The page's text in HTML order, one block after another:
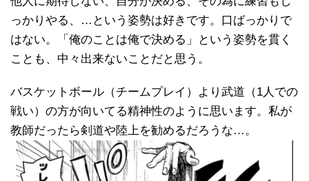
っかりやる、…という姿勢は好きです。口ばっかりで
はない。「俺のことは俺で決める」という姿勢を貫く
ことも、中々出来ないことだと思う。
バスケットボール（チームプレイ）より武道（1人での
戦い）の方が向いてる精神性のように思います。私が
教師だったら剣道や陸上を勧めるだろうな…。